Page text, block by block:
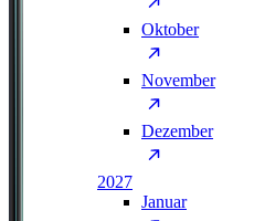
Oktober
November
Dezember
2027
Januar